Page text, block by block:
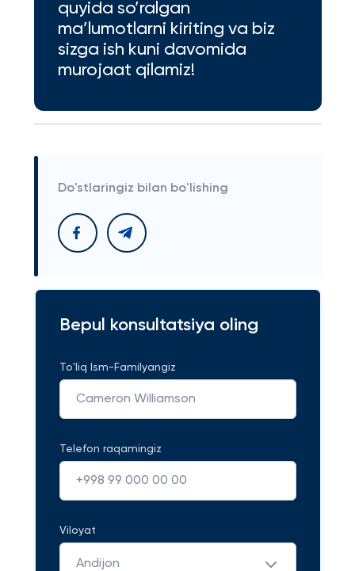
quyida so’ralgan
ma’lumotlarni kiriting va biz
sizga ish kuni davomida
murojaat qilamiz!
Do'stlaringiz bilan bo'lishing
Bepul konsultatsiya oling
To'liq Ism-Familyangiz
Telefon raqamingiz
Viloyat
Andijon